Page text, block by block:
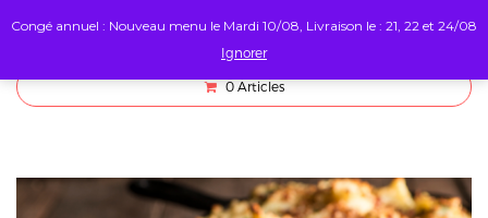
0 Articles
Congé annuel : Nouveau menu le Mardi 10/08, Livraison le : 21, 22 et 24/08
Ignorer